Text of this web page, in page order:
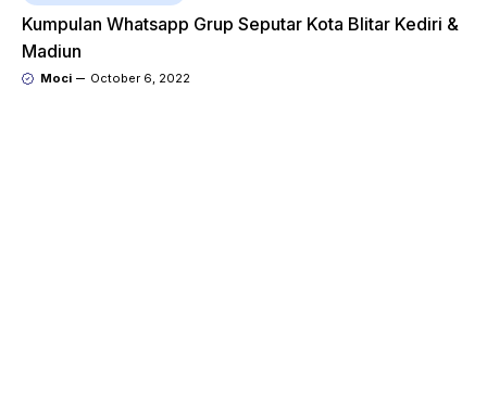
Kumpulan Whatsapp Grup Seputar Kota Blitar Kediri &
Madiun
Moci October 6, 2022